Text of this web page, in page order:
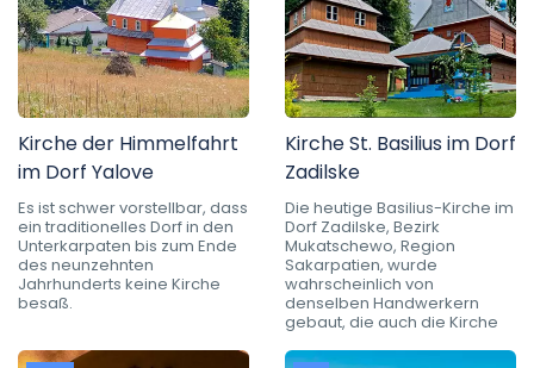
Kirche der Himmelfahrt
im Dorf Yalove
Es ist schwer vorstellbar, dass
ein traditionelles Dorf in den
Unterkarpaten bis zum Ende
des neunzehnten
Jahrhunderts keine Kirche
besaß.
Kirche St. Basilius im Dorf
Zadilske
Die heutige Basilius-Kirche im
Dorf Zadilske, Bezirk
Mukatschewo, Region
Sakarpatien, wurde
wahrscheinlich von
denselben Handwerkern
gebaut, die auch die Kirche